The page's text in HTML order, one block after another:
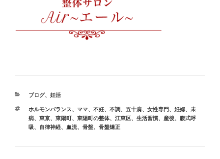
カ
ゴ
リ
ー
ブログ、 妊活
タ
グ
ホルモンバランス、 ママ、 不妊、 不調、 五十肩、 女性専門、 妊婦、 未
病、 東京、 東陽町、 東陽町の整体、 江東区、 生活習慣、 産後、
腹式呼
吸、 自律神経、 血流、 骨盤、 骨盤矯正